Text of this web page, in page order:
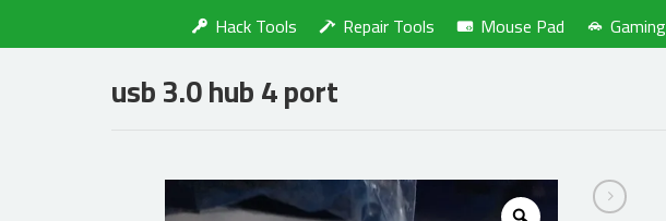
Hack Tools
Repair Tools Mouse Pad
usb 3.0 hub 4 port